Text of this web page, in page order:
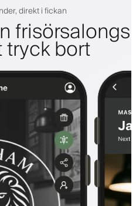
direkt i fickan
bort